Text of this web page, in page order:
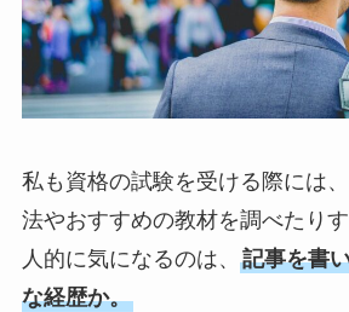
私も資格の試験を受ける際には
法やおすすめの教材を調べたり
人的に気になるのは、 記事を書
な経歴か。